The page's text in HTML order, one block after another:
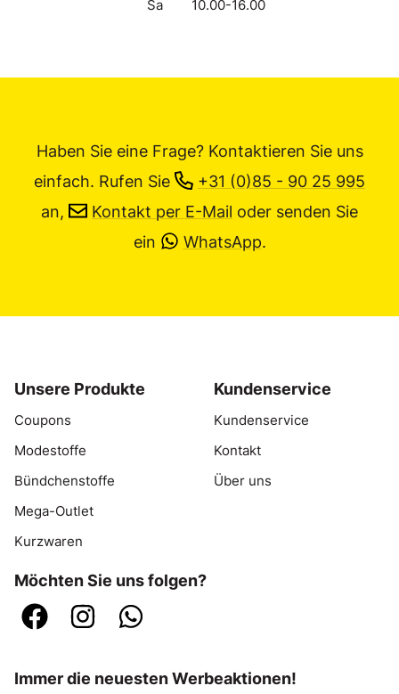
Sa
10.00-16.00
Haben Sie eine Frage? Kontaktieren Sie uns
einfach. Rufen Sie
+31 (0)85 - 90 25 995
an,
Kontakt per E-Mail oder senden Sie
ein
WhatsApp.
Unsere Produkte
Coupons
Modestoffe
Bündchenstoffe
Mega-Outlet
Kurzwaren
Kundenservice
Kundenservice
Kontakt
Über uns
Möchten Sie uns folgen?
Immer die neuesten Werbeaktionen!